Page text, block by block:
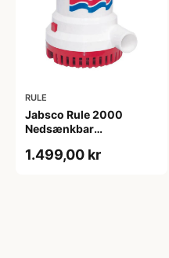
RULE
Jabsco Rule 2000
Nedsænkbar
1.499,00 kr